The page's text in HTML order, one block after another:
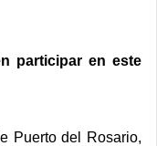
participar en este
Puerto del Rosario,